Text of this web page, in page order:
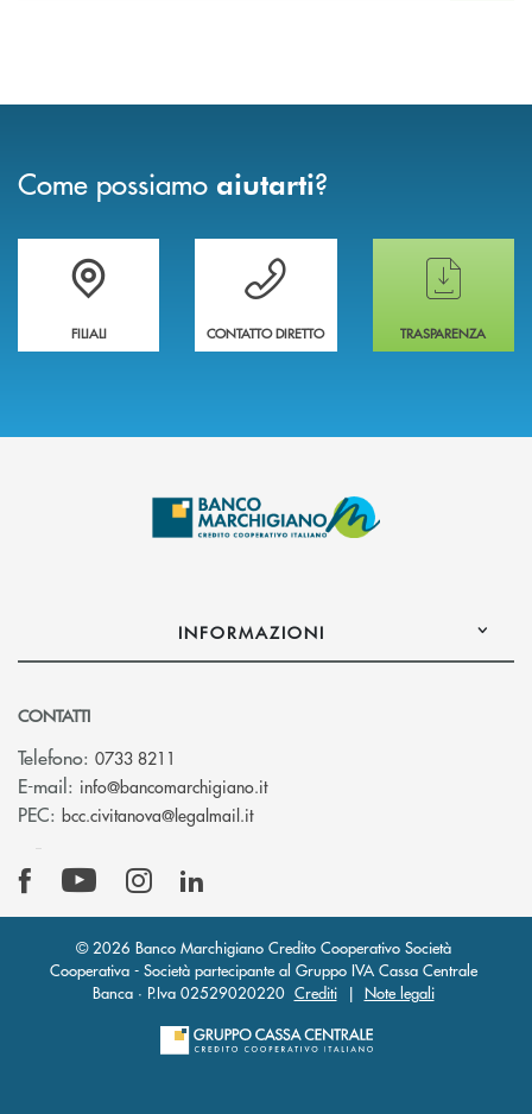
Come possiamo aiutarti?
Trova la filiale più vicina a te
FILIALI
Hai bisogno di assistenza immediata ?
CONTATTO DIRETTO
Hai bisogno di
TRASPARENZA
INFORMAZIONI
CONTATTI
Telefono: 0733 8211
E-mail: info@bancomarchigiano.it(si apre l’app di posta
PEC: bcc.civitanova@legalmail.it(si apre l’app di posta elettronica)
© 2026 Banco Marchigiano Credito Cooperativo Società
Cooperativa - Società partecipante al Gruppo IVA Cassa Centrale
Banca · P.Iva 02529020220 Crediti| Note legali